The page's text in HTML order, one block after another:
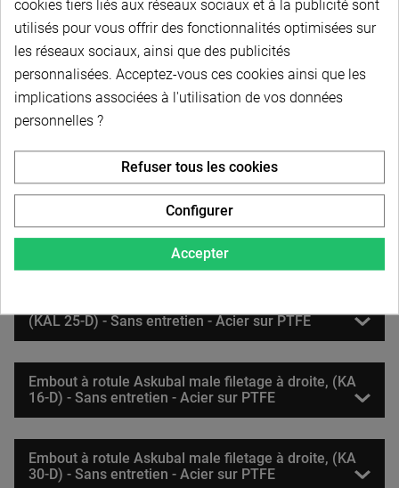
(KAL 20-D) - Sans entretien - Acier sur PTFE
Embout à rotule Askubal male filetage à droite, (KA
22-D) - Sans entretien - Acier sur PTFE
Embout à rotule Askubal male filetage à gauche,
(KAL 22-D) - Sans entretien - Acier sur PTFE
Embout à rotule Askubal male filetage à droite, (KA
25-D) - Sans entretien - Acier sur PTFE
(KAL 25-D) - Sans entretien - Acier sur PTFE
Embout à rotule Askubal male filetage à droite, (KA
16-D) - Sans entretien - Acier sur PTFE
Embout à rotule Askubal male filetage à droite, (KA
30-D) - Sans entretien - Acier sur PTFE
cookies tiers liés aux réseaux sociaux et à la publicité sont
utilisés pour vous offrir des fonctionnalités optimisées sur
les réseaux sociaux, ainsi que des publicités
personnalisées. Acceptez-vous ces cookies ainsi que les
implications associées à l'utilisation de vos données
personnelles ?
Accepter
Refuser tous les cookies
Configurer